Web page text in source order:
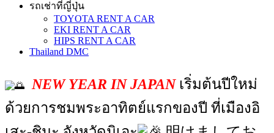
รถเช่าที่ญี่ปุ่น
TOYOTA RENT A CAR
EKI RENT A CAR
HIPS RENT A CAR
Thailand DMC
NEW YEAR IN JAPAN เริ่มต้นปีใหม่
ด้วยการชมพระอาทิตย์แรกของปี ที่เมืองอิ